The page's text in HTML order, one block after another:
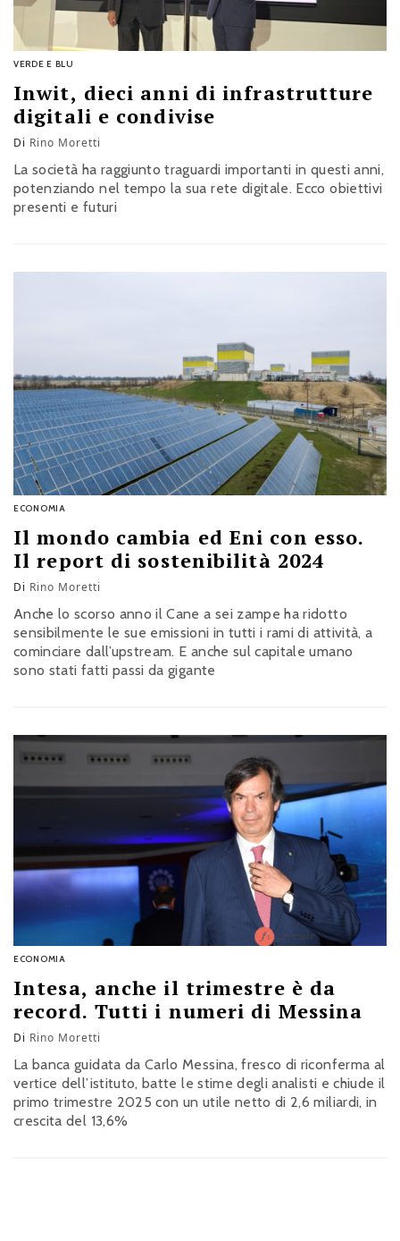
VERDE E BLU
Inwit, dieci anni di infrastrutture
digitali e condivise
Di Rino Moretti
La società ha raggiunto traguardi importanti in questi anni,
potenziando nel tempo la sua rete digitale. Ecco obiettivi
presenti e futuri
ECONOMIA
Il mondo cambia ed Eni con esso.
Il report di sostenibilità 2024
Di Rino Moretti
Anche lo scorso anno il Cane a sei zampe ha ridotto
sensibilmente le sue emissioni in tutti i rami di attività, a
cominciare dall’upstream. E anche sul capitale umano
sono stati fatti passi da gigante
ECONOMIA
Intesa, anche il trimestre è da
record. Tutti i numeri di Messina
Di Rino Moretti
La banca guidata da Carlo Messina, fresco di riconferma al
vertice dell’istituto, batte le stime degli analisti e chiude il
primo trimestre 2025 con un utile netto di 2,6 miliardi, in
crescita del 13,6%